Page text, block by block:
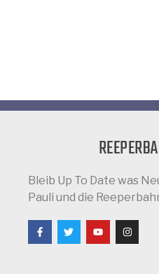
Bleib Up To Date was
Pauli und die